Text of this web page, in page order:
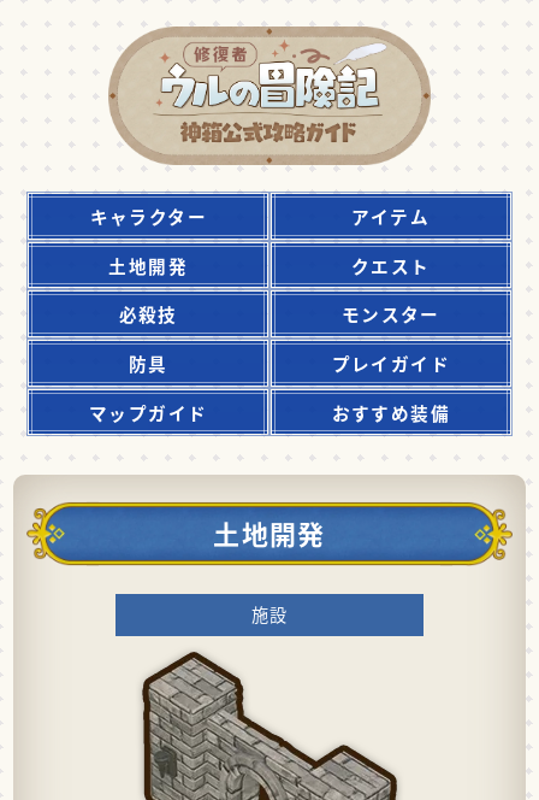
キャラクター
アイテム
土地開発
クエスト
必殺技
モンスター
防具
プレイガイド
マップガイド
おすすめ装備
土地開発
施設